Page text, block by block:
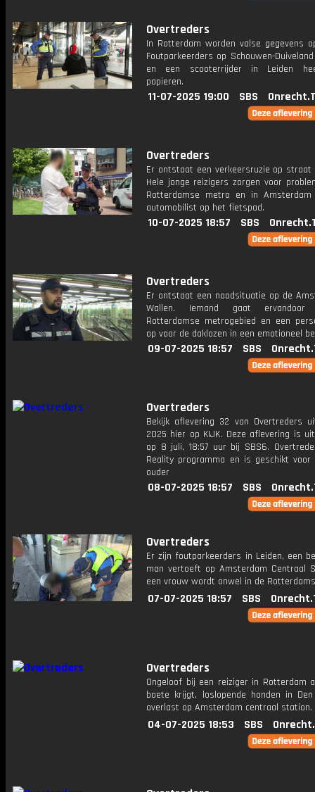
Overtreders
In Rotterdam worden valse gegevens
Foutparkeerders op Schouwen-
en een scooterrijder in Leiden
papieren.
11-07-2025 19:00 SBS
Overtreders
Er ontstaat een verkeersruzie op straat
Hele jonge reizigers zorgen voor
Rotterdamse metro en in
automobilist op het fietspad.
10-07-2025 18:57 SBS
Overtreders
Er ontstaat een noodsituatie op de
Wallen. Iemand gaat
Rotterdamse metrogebied en een
op voor de daklozen in een emotioneel
09-07-2025 18:57 SBS
Overtreders
Bekijk aflevering 32 van Overtreders
2025 hier op KIJK. Deze aflevering is
op 8 juli, 18:57 uur bij SBS6.
Reality programma en is geschikt
ouder
08-07-2025 18:57 SBS
Overtreders
Er zijn foutparkeerders in Leiden, een
man vertoeft op Amsterdam Centraal
een vrouw wordt onwel in de
07-07-2025 18:57 SBS
Overtreders
Ongeloof bij een reiziger in Rotterdam
boete krijgt, loslopende honden in
overlast op Amsterdam centraal station.
04-07-2025 18:53 SBS